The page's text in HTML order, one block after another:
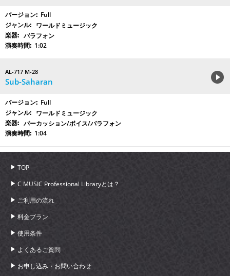
Full
ワールドミュージック
バラフォン
1:02
AL-717 M-28
Sub-Saharan
Full
ワールドミュージック
パーカッション/ボイス/バラフォン
1:04
TOP
C MUSIC Professional Libraryとは？
ご利用の流れ
料金プラン
使用条件
よくあるご質問
お申し込み・お問い合わせ